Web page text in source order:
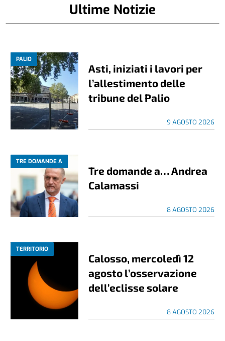
Ultime Notizie
PALIO
Asti, iniziati i lavori per
l’allestimento delle
tribune del Palio
9 AGOSTO 2026
TRE DOMANDE A
Tre domande a… Andrea
Calamassi
8 AGOSTO 2026
TERRITORIO
Calosso, mercoledì 12
agosto l’osservazione
dell’eclisse solare
8 AGOSTO 2026